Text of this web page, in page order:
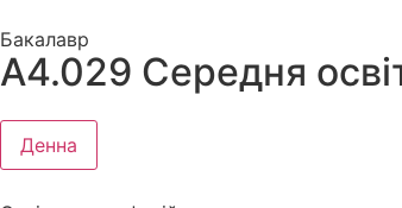
Бакалавр
А4.029 Середня
Денна